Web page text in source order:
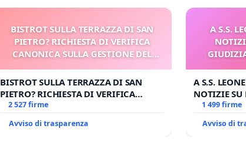
BISTROT SULLA TERRAZZA DI SAN
PIETRO? RICHIESTA DI VERIFICA
CANONICA SULLA GESTIONE DEL
BISTROT SULLA TERRAZZA DI SAN
PIETRO? RICHIESTA DI VERIFICA
CANONICA SULLA GESTIONE DEL
2 527 firme
Avviso di trasparenza
A S.S.
A S.S.
NOTIZIE SU
1 499 firme
Avviso di